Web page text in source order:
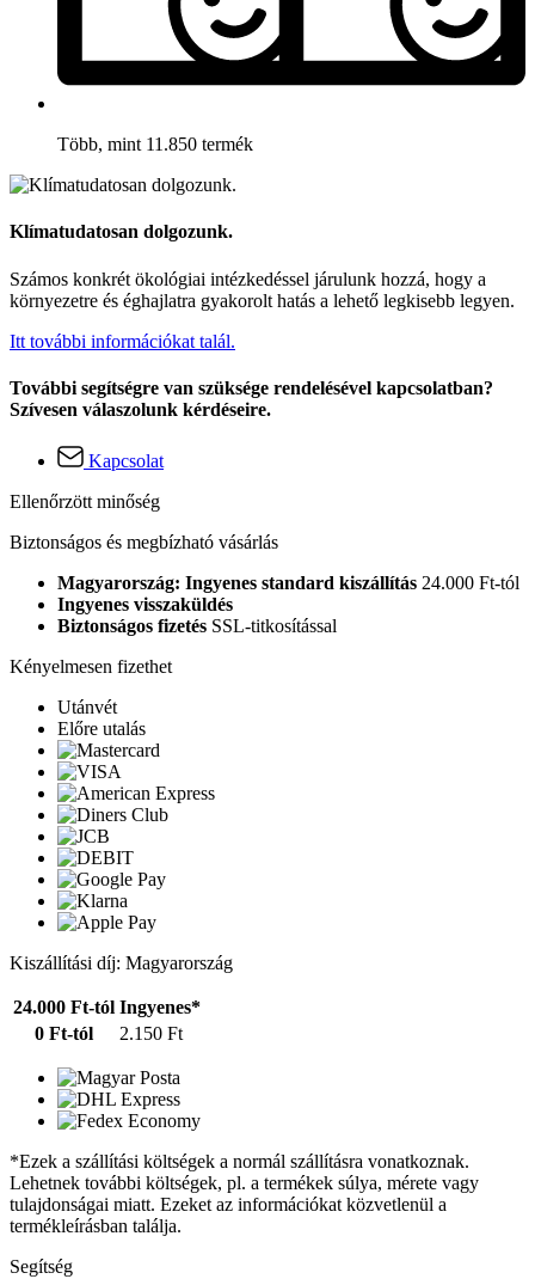
Több, mint 11.850 termék
Klímatudatosan dolgozunk.
Számos konkrét ökológiai intézkedéssel járulunk hozzá, hogy a
környezetre és éghajlatra gyakorolt hatás a lehető legkisebb legyen.
Itt további információkat talál.
További segítségre van szüksége rendelésével kapcsolatban?
Szívesen válaszolunk kérdéseire.
Kapcsolat
Ellenőrzött minőség
Biztonságos és megbízható vásárlás
Magyarország: Ingyenes standard kiszállítás 24.000 Ft-tól
Ingyenes visszaküldés
Biztonságos fizetés SSL-titkosítással
Kényelmesen fizethet
Utánvét
Előre utalás
Kiszállítási díj: Magyarország
24.000 Ft-tól Ingyenes*
0 Ft-tól
2.150 Ft
*Ezek a szállítási költségek a normál szállításra vonatkoznak.
Lehetnek további költségek, pl. a termékek súlya, mérete vagy
tulajdonságai miatt. Ezeket az információkat közvetlenül a
termékleírásban találja.
Segítség